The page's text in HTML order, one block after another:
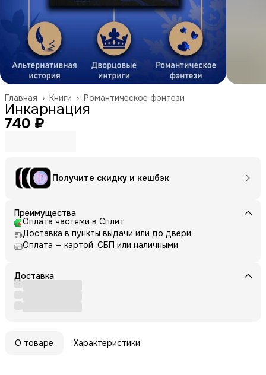
Романтическое фэнтези
Книги ›
Главная ›
Инкарнация
740 ₽
Получите скидку и кешбэк
Преимущества
Оплата частями в Сплит
Доставка в пункты выдачи или до двери
Оплата — картой, СБП или наличными
Доставка
О товаре Характеристики